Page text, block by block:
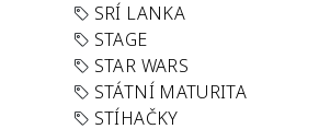
SRÍ LANKA
STAGE
STAR WARS
STÁTNÍ MATURITA
STÍHAČKY